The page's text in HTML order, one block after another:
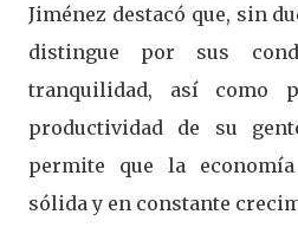
Jiménez destacó que, sin
distingue por sus
tranquilidad, así como
productividad de su
permite que la
sólida y en constante